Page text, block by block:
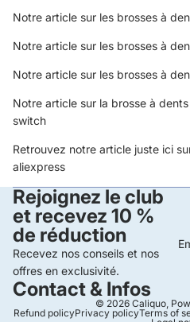
Notre article sur les brosses à
Notre article sur les brosses à
Notre article sur les brosses à
Notre article sur la brosse à
switch
Retrouvez notre article juste ici
aliexpress
Rejoignez le club
et recevez 10 %
de réduction
Recevez nos conseils et nos
offres en exclusivité.
Contact & Infos
© 2026 Caliquo,
Refund policyPrivacy policyTerms of